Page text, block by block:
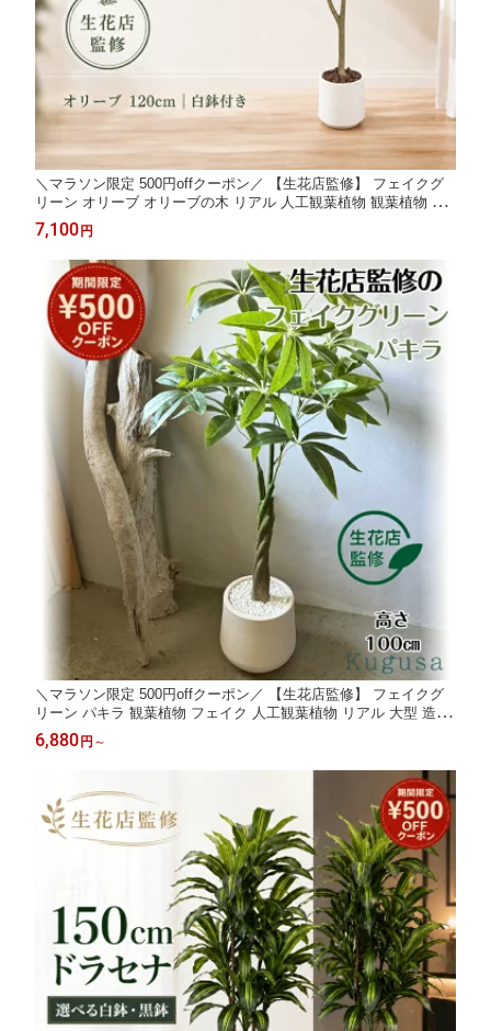
＼マラソン限定 500円offクーポン／ 【生花店監修】 フェイクグ
リーン オリーブ オリーブの木 リアル 人工観葉植物 観葉植物 フ
ェイク 大型 造花 120cm インテリア 室内 オフィス おしゃれ 装飾
平和の象徴の木 白鉢 敬老の日 ギフト Kugusa ＼レビュー特典あ
7,100 円
＼マラソン限定 500円offクーポン／ 【生花店監修】 フェイクグ
リーン パキラ 観葉植物 フェイク 人工観葉植物 リアル 大型 造花
100cm インテリア 室内 オフィス おしゃれ 装飾 幸運の木 ギフト
Kugusa ＼レビュー特典あり／
6,880 円 ～